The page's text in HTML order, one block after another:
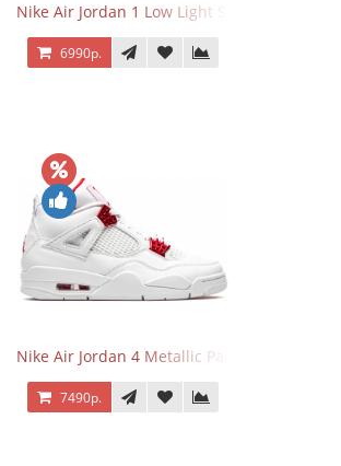
Nike Air Jordan 1 Low Light Smoke Grey
6990р.
Nike Air Jordan 4 Metallic Pack University Red
7490р.